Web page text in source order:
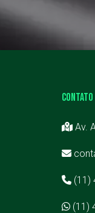
CONTATO
Av.
(11)
(11)